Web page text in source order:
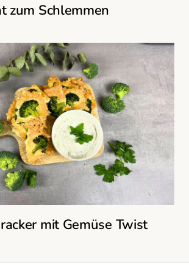
zum Schlemmen
mit Gemüse Twist